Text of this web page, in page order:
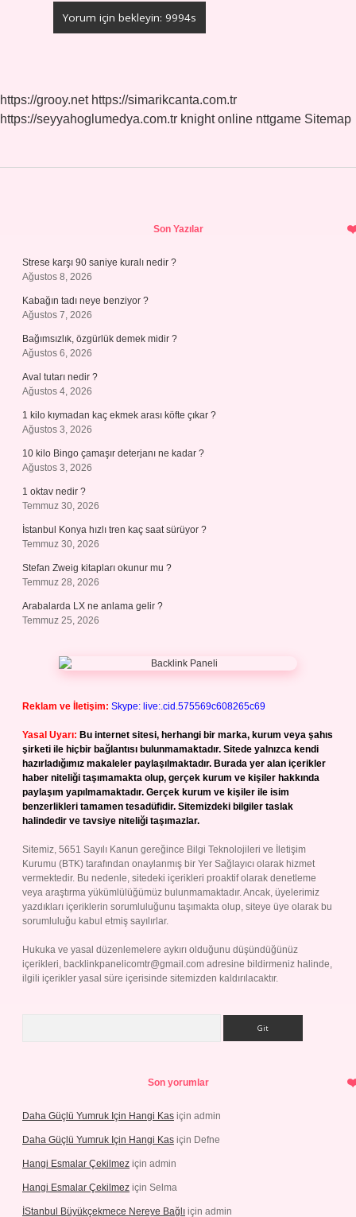
https://grooy.net https://simarikcanta.com.tr
https://seyyahoglumedya.com.tr knight online nttgame Sitemap
Son Yazılar
Strese karşı 90 saniye kuralı nedir ?
Ağustos 8, 2026
Kabağın tadı neye benziyor ?
Ağustos 7, 2026
Bağımsızlık, özgürlük demek midir ?
Ağustos 6, 2026
Aval tutarı nedir ?
Ağustos 4, 2026
1 kilo kıymadan kaç ekmek arası köfte çıkar ?
Ağustos 3, 2026
10 kilo Bingo çamaşır deterjanı ne kadar ?
Ağustos 3, 2026
1 oktav nedir ?
Temmuz 30, 2026
İstanbul Konya hızlı tren kaç saat sürüyor ?
Temmuz 30, 2026
Stefan Zweig kitapları okunur mu ?
Temmuz 28, 2026
Arabalarda LX ne anlama gelir ?
Temmuz 25, 2026
Reklam ve İletişim: Skype: live:.cid.575569c608265c69
Yasal Uyarı: Bu internet sitesi, herhangi bir marka, kurum veya şahıs
şirketi ile hiçbir bağlantısı bulunmamaktadır. Sitede yalnızca kendi
hazırladığımız makaleler paylaşılmaktadır. Burada yer alan içerikler
haber niteliği taşımamakta olup, gerçek kurum ve kişiler hakkında
paylaşım yapılmamaktadır. Gerçek kurum ve kişiler ile isim
benzerlikleri tamamen tesadüfidir. Sitemizdeki bilgiler taslak
halindedir ve tavsiye niteliği taşımazlar.
Sitemiz, 5651 Sayılı Kanun gereğince Bilgi Teknolojileri ve İletişim
Kurumu (BTK) tarafından onaylanmış bir Yer Sağlayıcı olarak hizmet
vermektedir. Bu nedenle, sitedeki içerikleri proaktif olarak denetleme
veya araştırma yükümlülüğümüz bulunmamaktadır. Ancak, üyelerimiz
yazdıkları içeriklerin sorumluluğunu taşımakta olup, siteye üye olarak bu
sorumluluğu kabul etmiş sayılırlar.
Hukuka ve yasal düzenlemelere aykırı olduğunu düşündüğünüz
içerikleri, backlinkpanelicomtr@gmail.com adresine bildirmeniz halinde,
ilgili içerikler yasal süre içerisinde sitemizden kaldırılacaktır.
Son yorumlar
Daha Güçlü Yumruk Için Hangi Kas için admin
Daha Güçlü Yumruk Için Hangi Kas için Defne
Hangi Esmalar Çekilmez için admin
Hangi Esmalar Çekilmez için Selma
İStanbul Büyükçekmece Nereye Bağlı için admin